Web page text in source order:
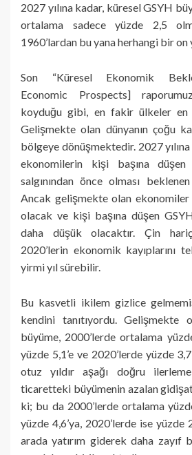
2027 yılına kadar, küresel GSYH
ortalama sadece yüzde 2,5
1960’lardan bu yana herhangi bir on
Son “Küresel Ekonomik
Economic Prospects]
koyduğu gibi, en fakir ülkeler en
Gelişmekte olan dünyanın çoğu
bölgeye dönüşmektedir. 2027
ekonomilerin kişi başına düşen
salgınından önce olması
Ancak gelişmekte olan
olacak ve kişi başına düşen
daha düşük olacaktır. Çin
2020’lerin ekonomik kayıplarını
yirmi yıl sürebilir.
Bu kasvetli ikilem gizlice
kendini tanıtıyordu. Gelişmekte
büyüme, 2000’lerde ortalama
yüzde 5,1’e ve 2020’lerde yüzde
otuz yıldır aşağı doğru
ticaretteki büyümenin azalan
ki; bu da 2000’lerde ortalama
yüzde 4,6’ya, 2020’lerde ise yüzde
arada yatırım giderek daha zayıf